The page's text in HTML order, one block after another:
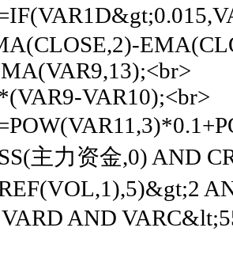
VAR10);<br>
主力资金,0) AND
AND